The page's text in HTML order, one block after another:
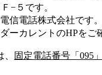
−５ です。
信電話株式会社です。
ーカレント のHPをご
固定電話番号「 095